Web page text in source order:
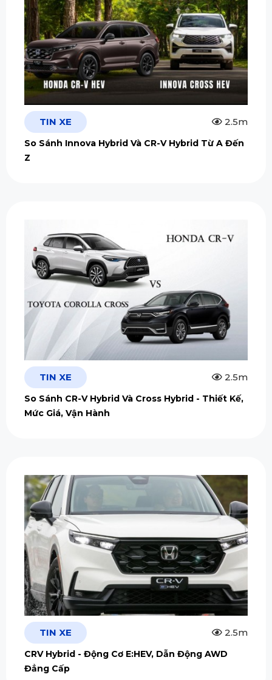
TIN XE 2.5m
So Sánh Innova Hybrid Và CR-V Hybrid Từ A Đến
Z
TIN XE 2.5m
So Sánh CR-V Hybrid Và Cross Hybrid - Thiết Kế,
Mức Giá, Vận Hành
TIN XE 2.5m
CRV Hybrid - Động Cơ E:HEV, Dẫn Động AWD
Đẳng Cấp